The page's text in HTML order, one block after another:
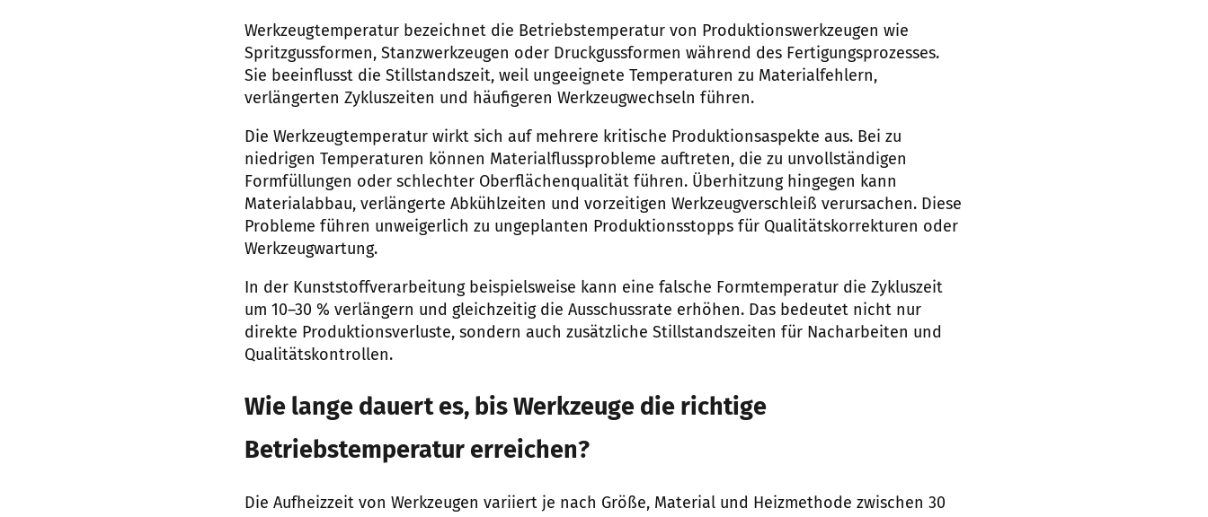
Werkzeugtemperatur bezeichnet die Betriebstemperatur von Produktionswerkzeugen wie
Spritzgussformen, Stanzwerkzeugen oder Druckgussformen während des Fertigungsprozesses.
Sie beeinflusst die Stillstandszeit, weil ungeeignete Temperaturen zu Materialfehlern,
verlängerten Zykluszeiten und häufigeren Werkzeugwechseln führen.
Die Werkzeugtemperatur wirkt sich auf mehrere kritische Produktionsaspekte aus. Bei zu
niedrigen Temperaturen können Materialflussprobleme auftreten, die zu unvollständigen
Formfüllungen oder schlechter Oberflächenqualität führen. Überhitzung hingegen kann
Materialabbau, verlängerte Abkühlzeiten und vorzeitigen Werkzeugverschleiß verursachen. Diese
Probleme führen unweigerlich zu ungeplanten Produktionsstopps für Qualitätskorrekturen oder
Werkzeugwartung.
In der Kunststoffverarbeitung beispielsweise kann eine falsche Formtemperatur die Zykluszeit
um 10–30 % verlängern und gleichzeitig die Ausschussrate erhöhen. Das bedeutet nicht nur
direkte Produktionsverluste, sondern auch zusätzliche Stillstandszeiten für Nacharbeiten und
Qualitätskontrollen.
Wie lange dauert es, bis Werkzeuge die richtige
Betriebstemperatur erreichen?
Die Aufheizzeit von Werkzeugen variiert je nach Größe, Material und Heizmethode zwischen 30